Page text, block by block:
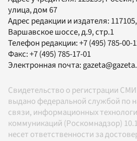
улица, дом 67
Адрес редакции и издателя: 117105
Варшавское шоссе, д.9, стр.1
Телефон редакции:+7 (495) 785-00-
Факс:+7 (495) 785-17-01
Электронная почта:
Свидетельство о регистрации
выдано федеральной службой по
связи, информационных
коммуникаций (Роскомнадзор)
несет ответственности за